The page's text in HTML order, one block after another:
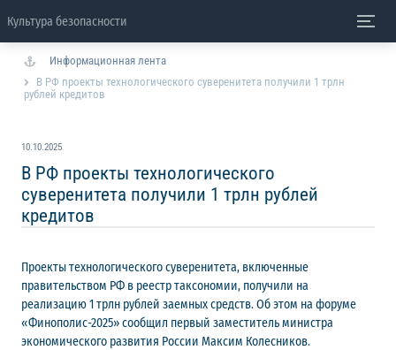
Культура безопасности
Информационная лента
В РФ проекты технологического суверенитета получили 1 трлн
рублей кредитов
10.10.2025
В РФ проекты технологического
суверенитета получили 1 трлн рублей
кредитов
Проекты технологического суверенитета, включенные
правительством РФ в реестр таксономии, получили на
реализацию 1 трлн рублей заемных средств. Об этом на форуме
«Финополис-2025» сообщил первый заместитель министра
экономического развития России Максим Колесников.